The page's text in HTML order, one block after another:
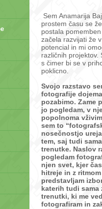
Sem Anamarija
prostem času se
postala
začela razvijati že
potencial in mi
različnih projektov.
s čimer bi se v
poklicno.
Svojo razstavo
fotografije
pozabimo. Zame
jo pogledam, v
popolnoma
sem to
nosečnostjo
tem, saj tudi
trenutke. Naslov
pogledam
njen svet, kjer
hitreje in z
predstavljam
katerih tudi sama
trenutki, ki me
fotografiram in